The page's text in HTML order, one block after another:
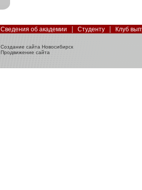
Сведения об академии Студенту Клуб
Создание сайта Новосибирск
Продвижение сайта